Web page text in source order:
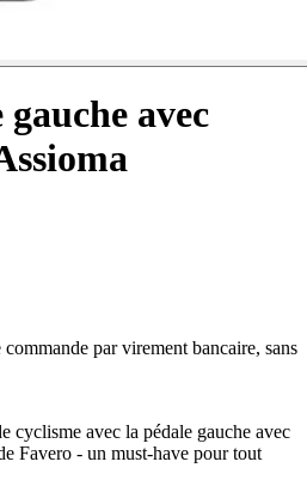
gauche avec
par virement bancaire, sans
cyclisme avec la pédale gauche avec
Favero - un must-have pour tout